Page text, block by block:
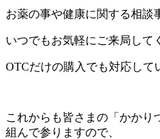
お薬の事や健康に関する相談
いつでもお気軽にご来局して
OTCだけの購入でも対応して
これからも皆さまの「かかり
組んで参りますので、